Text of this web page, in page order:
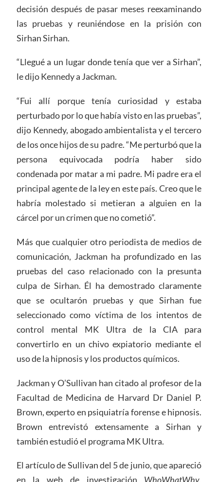
decisión después de pasar meses reexaminando
las pruebas y reuniéndose en la prisión con
Sirhan Sirhan.
“Llegué a un lugar donde tenía que ver a Sirhan”,
le dijo Kennedy a Jackman.
“Fui allí porque tenía curiosidad y estaba
perturbado por lo que había visto en las pruebas”,
dijo Kennedy, abogado ambientalista y el tercero
de los once hijos de su padre. “Me perturbó que la
persona equivocada podría haber sido
condenada por matar a mi padre. Mi padre era el
principal agente de la ley en este país. Creo que le
habría molestado si metieran a alguien en la
cárcel por un crimen que no cometió”.
Más que cualquier otro periodista de medios de
comunicación, Jackman ha profundizado en las
pruebas del caso relacionado con la presunta
culpa de Sirhan. Él ha demostrado claramente
que se ocultarón pruebas y que Sirhan fue
seleccionado como víctima de los intentos de
control mental MK Ultra de la CIA para
convertirlo en un chivo expiatorio mediante el
uso de la hipnosis y los productos químicos.
Jackman y O’Sullivan han citado al profesor de la
Facultad de Medicina de Harvard Dr Daniel P.
Brown, experto en psiquiatría forense e hipnosis.
Brown entrevistó extensamente a Sirhan y
también estudió el programa MK Ultra.
El artículo de Sullivan del 5 de junio, que apareció
en la web de investigación WhoWhatWhy